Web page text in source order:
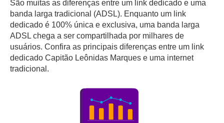
São muitas as diferenças entre um link dedicado e uma
banda larga tradicional (ADSL). Enquanto um link
dedicado é 100% única e exclusiva, uma banda larga
ADSL chega a ser compartilhada por milhares de
usuários. Confira as principais diferenças entre um link
dedicado Capitão Leônidas Marques e uma internet
tradicional.